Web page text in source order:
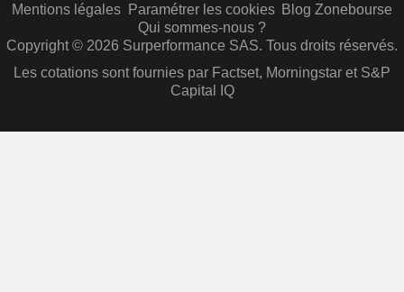
Mentions légales Paramétrer les cookies Blog Zonebourse
Qui sommes-nous ?
Copyright © 2026 Surperformance SAS. Tous droits réservés.
Les cotations sont fournies par Factset, Morningstar et S&P
Capital IQ